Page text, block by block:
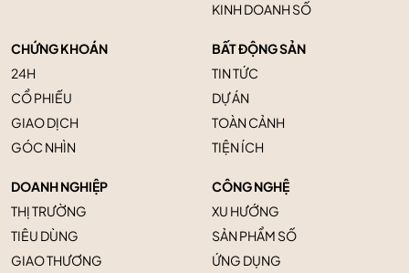
KINH DOANH SỐ
CHỨNG KHOÁN
24H
CỔ PHIẾU
GIAO DỊCH
GÓC NHÌN
BẤT ĐỘNG SẢN
TIN TỨC
DỰ ÁN
TOÀN CẢNH
TIỆN ÍCH
DOANH NGHIỆP
THỊ TRƯỜNG
TIÊU DÙNG
GIAO THƯƠNG
CÔNG NGHỆ
XU HƯỚNG
SẢN PHẨM SỐ
ỨNG DỤNG